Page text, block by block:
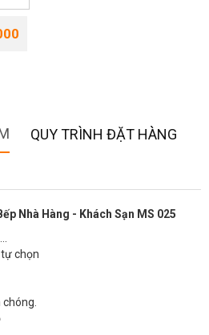
QUY TRÌNH ĐẶT HÀNG
Nhà Hàng - Khách Sạn MS 025
chọn
chóng.